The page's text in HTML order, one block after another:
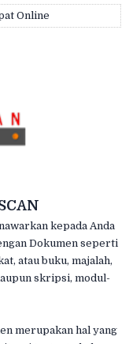
Online
kepada Anda
Dokumen seperti
atau buku, majalah,
skripsi, modul-
merupakan hal yang